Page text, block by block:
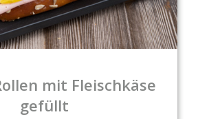
mit Fleischkäse
gefüllt